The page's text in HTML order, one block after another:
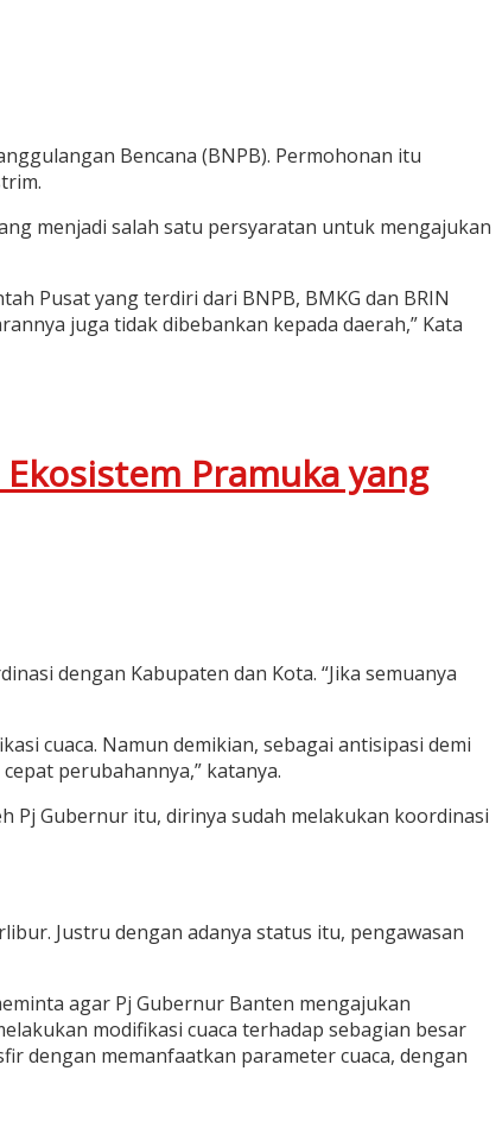
Bencana (BNPB). Permohonan itu
menjadi salah satu persyaratan untuk mengajukan
Pusat yang terdiri dari BNPB, BMKG dan BRIN
juga tidak dibebankan kepada daerah,” Kata
Pramuka yang
dengan Kabupaten dan Kota. “Jika semuanya
cuaca. Namun demikian, sebagai antisipasi demi
perubahannya,” katanya.
Pj Gubernur itu, dirinya sudah melakukan koordinasi
Justru dengan adanya status itu, pengawasan
agar Pj Gubernur Banten mengajukan
modifikasi cuaca terhadap sebagian besar
dengan memanfaatkan parameter cuaca, dengan